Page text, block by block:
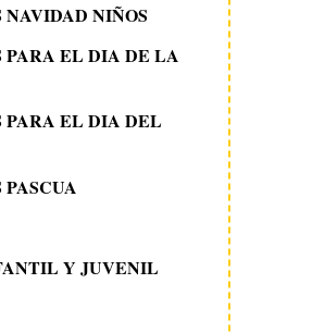
NIÑOS
EL DIA DE LA
EL DIA DEL
Y JUVENIL